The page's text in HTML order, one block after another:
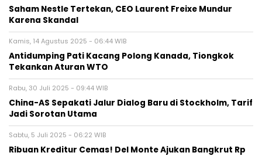
Saham Nestle Tertekan, CEO Laurent Freixe Mundur
Karena Skandal
Kamis, 14 Agustus 2025 - 06:44 WIB
Antidumping Pati Kacang Polong Kanada, Tiongkok
Tekankan Aturan WTO
Rabu, 30 Juli 2025 - 09:44 WIB
China-AS Sepakati Jalur Dialog Baru di Stockholm, Tarif
Jadi Sorotan Utama
Sabtu, 5 Juli 2025 - 06:22 WIB
Ribuan Kreditur Cemas! Del Monte Ajukan Bangkrut Rp